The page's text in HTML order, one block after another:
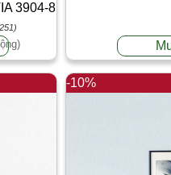
3904-8
-10%